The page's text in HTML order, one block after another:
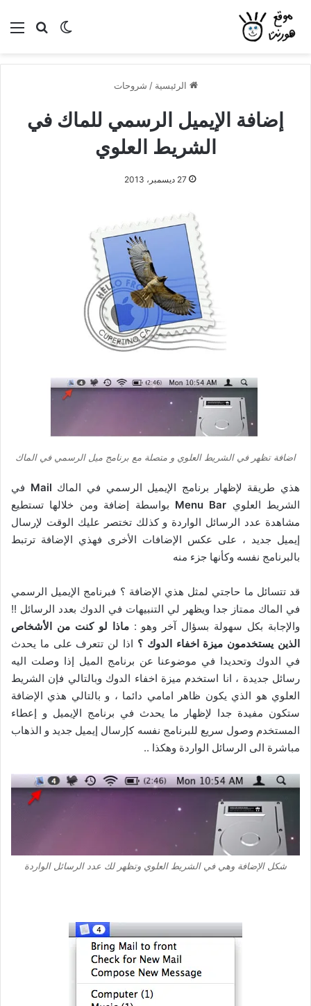
بحثالوضع
الرئيسية / شروحات
إضافة الإيميل الرسمي للماك في
الشريط العلوي
27 ديسمبر، 2013
اضافة تظهر في الشريط العلوي و متصلة مع برنامج ميل الرسمي في الماك
هذي طريقة لإظهار برنامج الإيميل الرسمي في الماك Mail في
الشريط العلوي Menu Bar بواسطة إضافة ومن خلالها تستطيع
مشاهدة عدد الرسائل الواردة و كذلك تختصر عليك الوقت لإرسال
إيميل جديد ، على عكس الإضافات الأخرى فهذي الإضافة ترتبط
بالبرنامج نفسه وكأنها جزء منه
قد تتسائل ما حاجتي لمثل هذي الإضافة ؟ فبرنامج الإيميل الرسمي
في الماك ممتاز جدا ويظهر لي التنبيهات في الدوك بعدد الرسائل !!
والإجابة بكل سهولة بسؤال آخر وهو :ماذا لو كنت من الأشخاص
الذين يستخدمون ميزة اخفاء الدوك ؟ اذا لن تتعرف على ما يحدث
في الدوك وتحديدا في موضوعنا عن برنامج الميل إذا وصلت اليه
رسائل جديدة ، انا استخدم ميزة اخفاء الدوك وبالتالي فإن الشريط
العلوي هو الذي يكون ظاهر امامي دائما ، و بالتالي هذي الإضافة
ستكون مفيدة جدا لإظهار ما يحدث في برنامج الإيميل و إعطاء
المستخدم وصول سريع للبرنامج نفسه كإرسال إيميل جديد و الذهاب
مباشرة الى الرسائل الواردة وهكذا ..
شكل الإضافة وهي في الشريط العلوي وتظهر لك عدد الرسائل الواردة